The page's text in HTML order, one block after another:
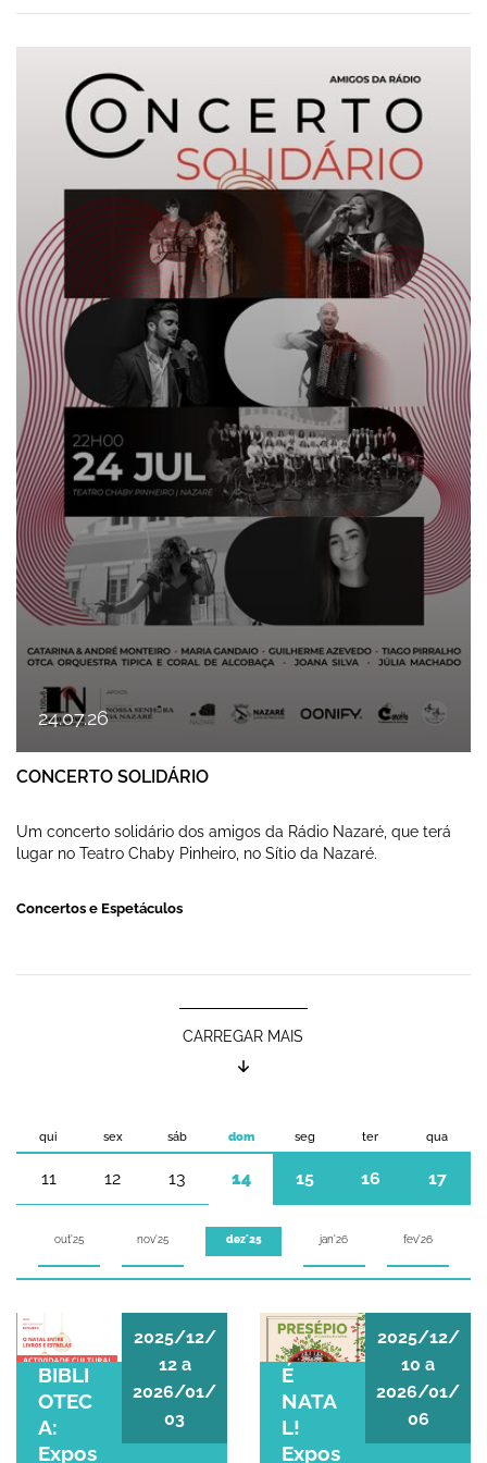
24.07.26
CONCERTO SOLIDÁRIO
Um concerto solidário dos amigos da Rádio Nazaré, que terá
lugar no Teatro Chaby Pinheiro, no Sítio da Nazaré.
Concertos e Espetáculos
CARREGAR MAIS
qui sex sáb dom seg ter qua
11 12 13 14 15 16 17
out'25 nov'25 dez'25 jan'26 fev'26
BIBLIOTECA: Exposição sobre Natal
2025/12/
12 a
2026/01/
03
BIBLI
OTEC
A:
Expos
É NATAL! 2025/12/
10 a
2026/01/
06
É
NATA
L!
Expos